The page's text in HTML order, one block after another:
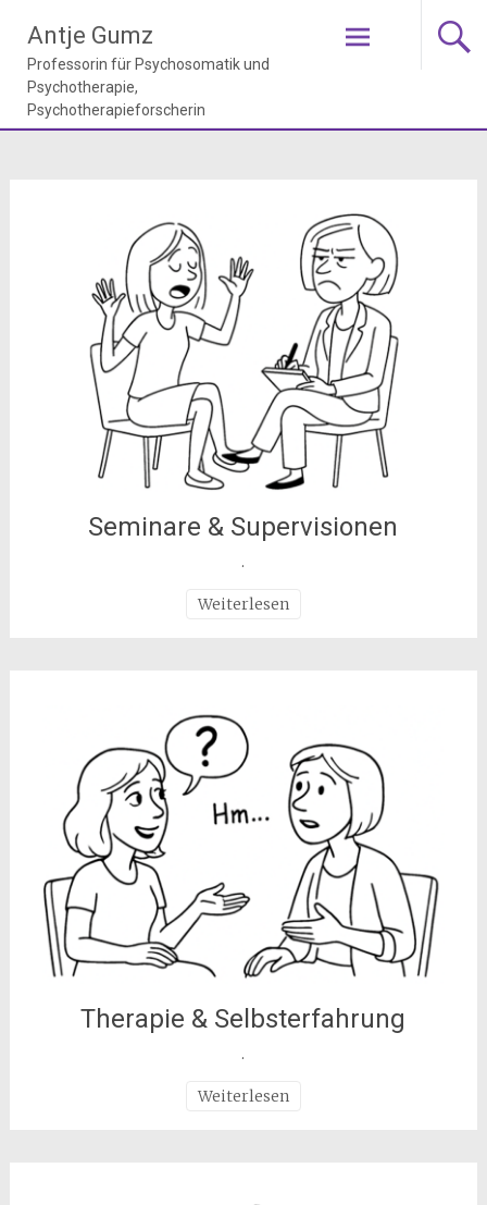
Inhalt
springen
Antje Gumz
Seminare & Supervisionen
.
Weiterlesen
Therapie & Selbsterfahrung
.
Weiterlesen